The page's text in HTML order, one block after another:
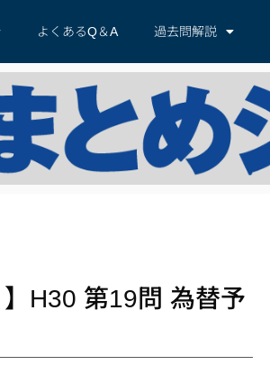
よくあるQ＆A 過去問解説
】H30 第19問 為替予